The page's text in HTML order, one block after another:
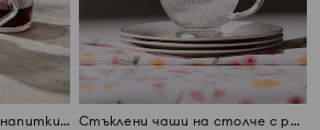
Големи чаши за топли напитки, 4 броя Стъклени чаши на столче с релефен десен и златист кант, комплект 2 броя